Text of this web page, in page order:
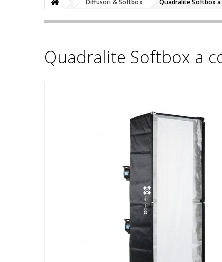
Diffusori & Softbox Quadralite Softbox
Quadralite Softbox a